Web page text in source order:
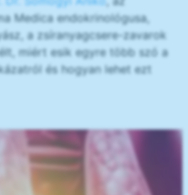
Medica endokrinológusa,
a zsíranyagcsere-zavarok
miért esik egyre több szó a
és hogyan lehet ezt